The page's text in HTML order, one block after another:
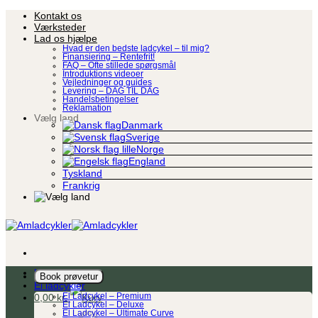
Fortsæt
indhold
Kontakt os
Værksteder
Lad os hjælpe
Hvad er den bedste ladcykel – til mig?
Finansiering – Rentefrit!
FAQ – Ofte stillede spørgsmål
Introduktions videoer
Vejledninger og guides
Levering – DAG TIL DAG
Handelsbetingelser
Reklamation
Vælg land
Danmark
Sverige
Norge
England
Tyskland
Frankrig
Book prøvetur
0,00kr.
Ladcykel
El ladcykler
El Ladcykel – Premium
El Ladcykel – Deluxe
El Ladcykel – Ultimate Curve